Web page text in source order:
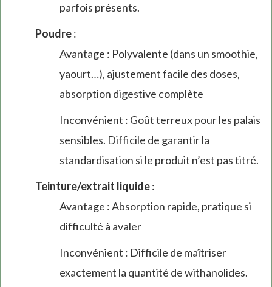
parfois présents.
Poudre:
Avantage : Polyvalente (dans un smoothie,
yaourt…), ajustement facile des doses,
absorption digestive complète
Inconvénient : Goût terreux pour les palais
sensibles. Difficile de garantir la
standardisation si le produit n’est pas titré.
Teinture/extrait liquide:
Avantage : Absorption rapide, pratique si
difficulté à avaler
Inconvénient : Difficile de maîtriser
exactement la quantité de withanolides.